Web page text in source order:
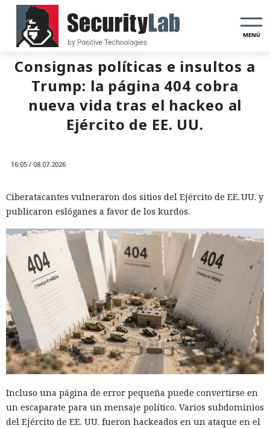
MENÚ
Consignas políticas e insultos a
Trump: la página 404 cobra
nueva vida tras el hackeo al
Ejército de EE. UU.
16:05 / 08.07.2026
Ciberatacantes vulneraron dos sitios del Ejército de EE. UU. y
publicaron eslóganes a favor de los kurdos.
Incluso una página de error pequeña puede convertirse en
un escaparate para un mensaje político. Varios subdominios
del Ejército de EE. UU. fueron hackeados en un ataque en el